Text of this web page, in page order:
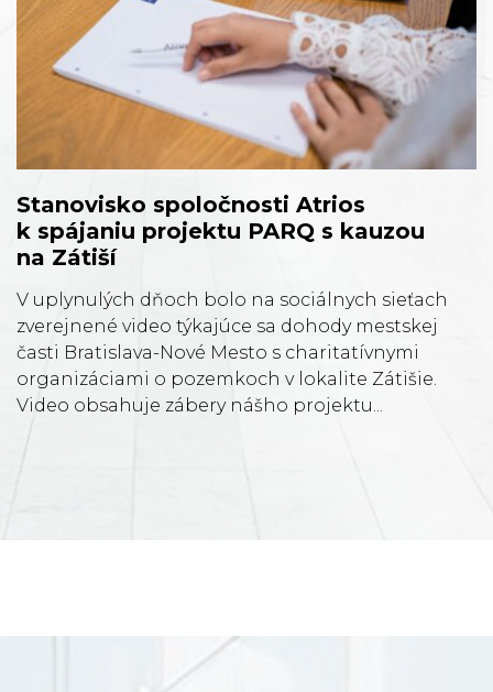
Stanovisko spoločnosti Atrios
k spájaniu projektu PARQ s kauzou
na Zátiší
V uplynulých dňoch bolo na sociálnych sieťach
zverejnené video týkajúce sa dohody mestskej
časti Bratislava-Nové Mesto s charitatívnymi
organizáciami o pozemkoch v lokalite Zátišie.
Video obsahuje zábery nášho projektu...